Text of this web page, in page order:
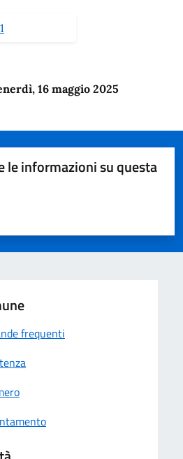
16 maggio 2025
le informazioni su questa
stelle su 5
su 5
5
frequenti